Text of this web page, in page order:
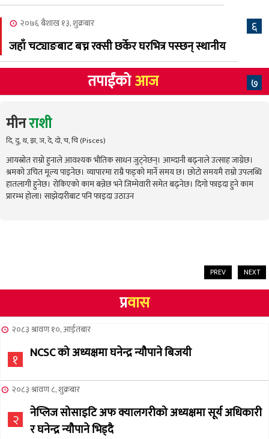
६
२०७६ बैशाख १३, शुक्रबार
जहाँ चट्याङबाट बच्न रक्सी छर्केर घरभित्र पस्छन् स्थानीय
७
तपाईंकोआज
मीनराशी
दि, दु, थ, झ, ञ, दे, दो, च, चि (Pisces)
आयस्रोत राम्रो हुनाले आवश्यक भौतिक साधन जुट्नेछन्। आम्दानी बढ्नाले उत्साह जाग्नेछ।
श्रमको उचित मूल्य पाइनेछ। व्यापारमा राम्रै फड्को मार्ने समय छ। छोटो समयमै राम्रो उपलब्धि
हातलागी हुनेछ। रोकिएको काम बन्नेछ भने जिम्मेवारी समेत बढ्नेछ। दिगो फाइदा हुने काम
प्रारम्भ होला। साझेदारीबाट पनि फाइदा उठाउन
PREV NEXT
प्रवास
२०८३ श्रावण १०, आईतबार
१ NCSC को अध्यक्षमा घनेन्द्र न्यौपाने बिजयी
२०८३ श्रावण ८, शुक्रबार
२
नेप्लिज सोसाइटि अफ क्यालगरीको अध्यक्षमा सूर्य अधिकारी
र घनेन्द्र न्यौपाने भिड्दै